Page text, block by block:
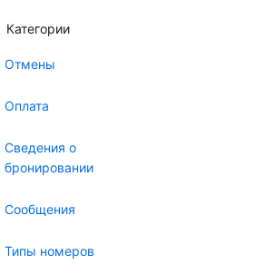
Категории
Отмены
Оплата
Сведения о
бронировании
Сообщения
Типы номеров